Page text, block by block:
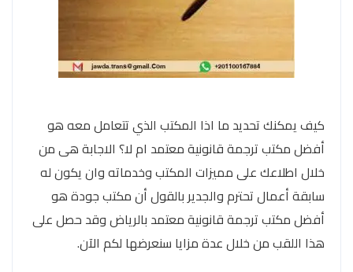
كيف يمكنك تحديد ما اذا المكتب الذي تتعامل معه هو
أفضل مكتب ترجمة قانونية معتمد ام لا؟ الاجابة هى من
خلال اطلاعك على مميزات المكتب وخدماته وان يكون له
سابقة أعمال تحترم والجدير بالقول أن مكتب جودة هو
أفضل مكتب ترجمة قانونية معتمد بالرياض وقد حصل على
هذا اللقب من خلال عدة مزايا سنعرضها لكم الآن.